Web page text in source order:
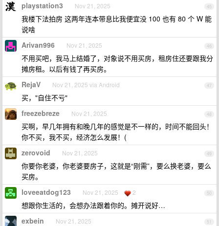
45
playstation3 Nov 21, 2025
我楼下法拍房 这两年连本带息比我便宜没 100 也有 80 个 W 能
说啥
46
Arivan996 Nov 21, 2025
不用买吧，我马上结婚了，对象说不用买房，租房住还要跟我分
摊房租。以后有钱了再买房。
47
RejaV Nov 21, 2025 via Android
买，"自住不亏"
48
freezebreze Nov 21, 2025
买啊，早几年拥有和晚几年的感觉是不一样的，时间不能回头！
你不买，我不买，经济怎么发展！(
49
zerovoid Nov 21, 2025
你要你老婆，你老婆要房子，这就是“刚需”，要么换老婆，要么
买房。
50
loveeatdog123 Nov 21, 2025 2
想跟你生活的，会想办法跟着你的。摊开说好…
51
exbein Nov 21, 2025